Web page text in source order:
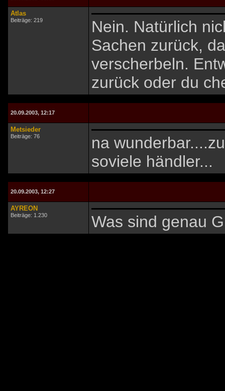
Atlas
Beiträge: 219
Nein. Natürlich
Sachen zurück,
verscherbeln.
zurück oder du
20.09.2003, 12:17
Metsieder
Beiträge: 76
na
soviele händler...
20.09.2003, 12:27
AYREON
Beiträge: 1.230 Was sind genau